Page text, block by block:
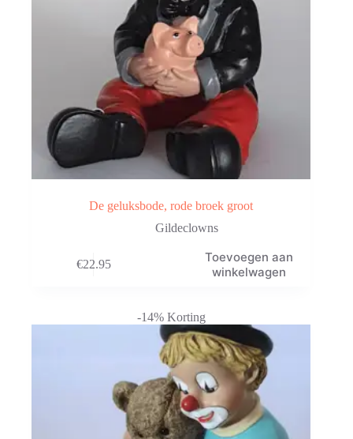
De geluksbode, rode broek groot
Gildeclowns
€22.95
Toevoegen aan
winkelwagen
-14% Korting